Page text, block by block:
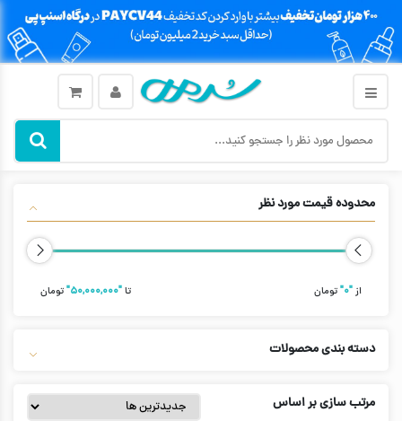
محدوده قیمت مورد نظر
از"۰" تومان تا"۵۰,۰۰۰,۰۰۰" تومان
دسته بندی محصولات
مرتب سازی بر اساس